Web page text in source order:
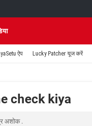
ऐप Lucky Patcher यूज करें
check kiya
अशोक.